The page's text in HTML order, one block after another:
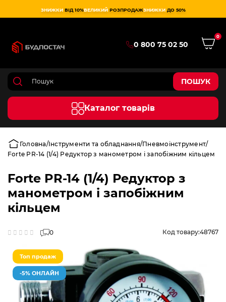
ЗНИЖКИ ВІД 10%ВЕЛИКИЙ РОЗПРОДАЖЗНИЖКИ ДО 50%
0 800 75 02 50
0
ПОШУК
Каталог товарів
Головна Інструменти та обладнання Пневмоінструмент
Forte PR-14 (1/4) Редуктор з манометром і запобіжним кільцем
Forte PR-14 (1/4) Редуктор з
манометром і запобіжним
кільцем
0 Код товару:48767
Топ продаж
-5% ОНЛАЙН